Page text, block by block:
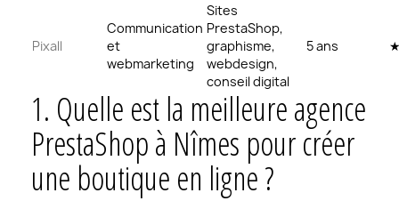
Pixall
Communication
et
webmarketing
Sites
PrestaShop,
graphisme,
webdesign,
conseil digital
5 ans
1. Quelle est la meilleure agence
PrestaShop à Nîmes pour créer
une boutique en ligne ?